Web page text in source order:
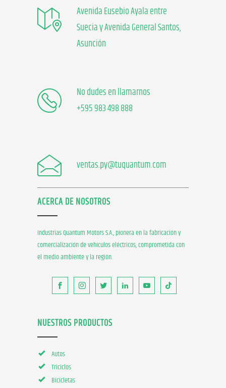
Avenida Eusebio Ayala entre
Suecia y Avenida General Santos,
Asunción
No dudes en llamarnos
+595 983 498 888
ventas.py@tuquantum.com
ACERCA DE NOSOTROS
Industrias Quantum Motors S.A., pionera en la fabricación y
comercialización de vehículos eléctricos, comprometida con
el medio ambiente y la región.
NUESTROS PRODUCTOS
Autos
Triciclos
Bicicletas